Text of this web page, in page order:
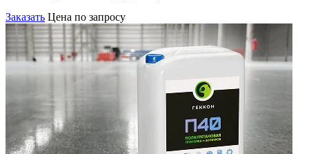
Заказать Цена по запросу